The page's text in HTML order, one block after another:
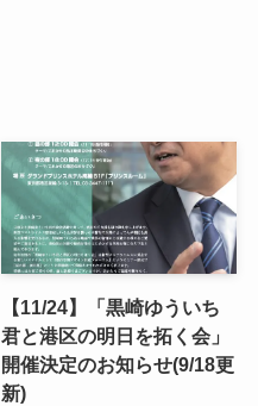
【11/24】「黒崎ゆういち
君と港区の明日を拓く会」
開催決定のお知らせ(9/18更
新)